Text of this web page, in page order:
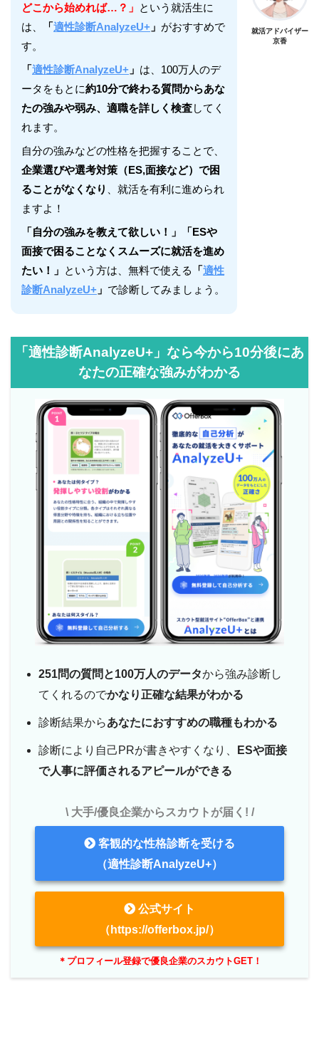
どこから始めれば…？」 という就活生に
は、
「適性診断AnalyzeU+ 」 がおすすめで
す。
「適性診断AnalyzeU+ 」 は、100万人のデ
ータをもとに約10分で終わる質問からあな
たの強みや弱み、適職を詳しく検査してく
れます。
自分の強みなどの性格を把握することで、
企業選びや選考対策（ES,面接など）で困
ることがなくなり
、就活を有利に進められ
ますよ！
「自分の強みを教えて欲しい！」「ESや
面接で困ることなくスムーズに就活を進め
たい！」 という方は、無料で使える 「適性
診断AnalyzeU+ 」 で診断してみましょう。
就活アドバイザー
京香
「適性診断AnalyzeU+」なら今から10分後にあ
なたの正確な強みがわかる
251問の質問と100万人のデータから強み診断し
てくれるのでかなり正確な結果がわかる
診断結果からあなたにおすすめの職種もわかる
診断により自己PRが書きやすくなり、
ESや面接
で人事に評価されるアピールができる
\ 大手/優良企業からスカウトが届く! /
客観的な性格診断を受ける
（適性診断AnalyzeU+）
公式サイト
（https://offerbox.jp/）
＊プロフィール登録で優良企業のスカウトGET！